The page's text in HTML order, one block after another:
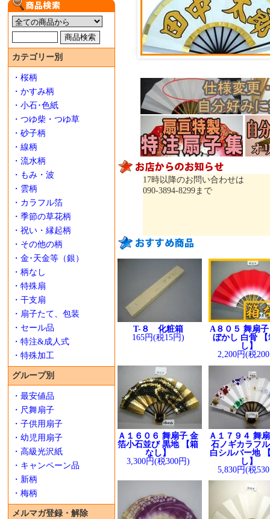
カテゴリー別
・桜柄
・かすみ柄
・小石･色紙
・つゆ柴・つゆ草
・砂子柄
・線柄
・流水柄
・もみ・波
・雲柄
・カラフル箔
・季節の草花柄
・祝い・縁起柄
・その他の柄
・金･天金等（銀）
・柄なし
・特殊扇
・干支扇
・扇子たて、包装
・セール品
・特注&成人式
・特殊加工
グループ別
・最安値品
・尺舞扇子
・子供用扇子
・幼児用扇子
・高級光沢紙
・キャンペーン品
・新柄
・梅柄
メルマガ登録・解除
17時以降のお問い合わせは
090-3894-8299まで
T-８ 化粧箱
165円(税15円)
A８０５ 舞扇
ぼかし 白骨 【
し】
2,200円(税
Ａ１６０６ 舞扇子 金
箔小石並び 黒地 【箱
なし】
3,300円(税300円)
Ａ１７９４ 舞
石ノギカラフ
白シルバー地
し】
5,830円(税